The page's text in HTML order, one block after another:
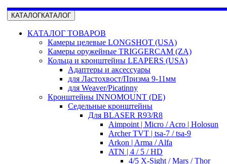
КАТАЛОГКАТАЛОГ
КАТАЛОГ ТОВАРОВ
Камеры целевые LONGSHOT (USA)
Камеры оружейные TRIGGERCAM (ZA)
Кольца и кронштейны LEAPERS (USA)
Адаптеры и аксессуары
для Ластохвост/Призма 9-11мм
для Weaver/Picatinny
Кронштейны INNOMOUNT (DE)
Седельные кронштейны
Для BLASER R93/R8
Aimpoint | Micro / Acro | Holosun
Archer TVT | tsa-7 / tsa-9
Arkon | Arma / Alfa
ATN | 4 / 5 / HD
4/5 X-Sight / Mars / Thor